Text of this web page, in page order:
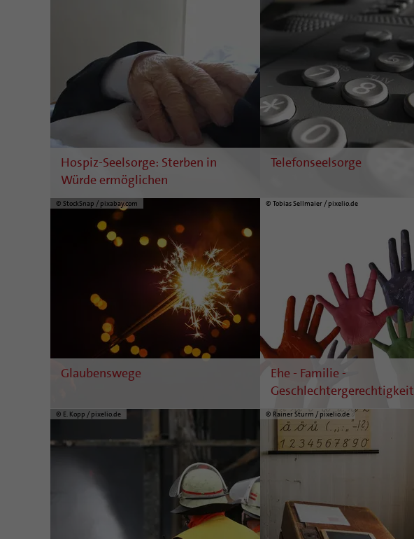
Hospiz-Seelsorge: Sterben in
Würde ermöglichen
Telefonseelsorge
© StockSnap / pixabay.com
Glaubenswege
© Tobias Sellmaier / pixelio.de
Ehe - Familie -
Geschlechtergerechtigkeit
© E. Kopp / pixelio.de © Rainer Sturm / pixelio.de